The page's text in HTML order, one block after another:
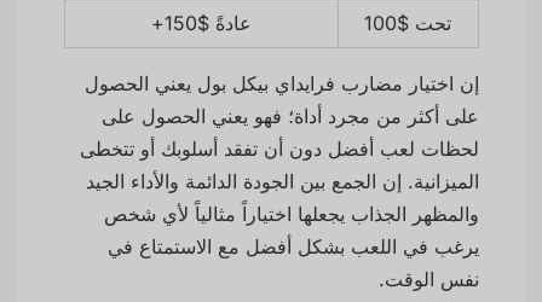
تحت $100
عادةً $150+
إن اختيار مضارب فرايداي بيكل بول يعني الحصول
على أكثر من مجرد أداة؛ فهو يعني الحصول على
لحظات لعب أفضل دون أن تفقد أسلوبك أو تتخطى
الميزانية. إن الجمع بين الجودة الدائمة والأداء الجيد
والمظهر الجذاب يجعلها اختياراً مثالياً لأي شخص
يرغب في اللعب بشكل أفضل مع الاستمتاع في
نفس الوقت.